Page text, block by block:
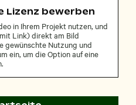
Lizenz bewerben
in Ihrem Projekt nutzen, und
Link) direkt am Bild
gewünschte Nutzung und
ein, um die Option auf eine